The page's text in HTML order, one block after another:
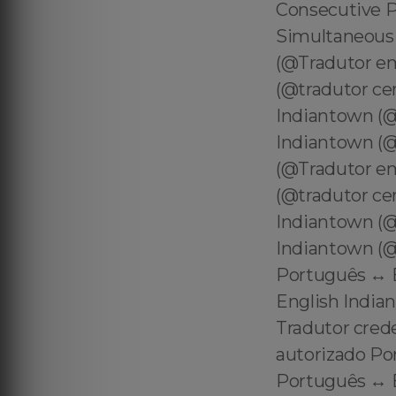
Consecutive Portuguese to English Interpreter in Indiantown - Simultaneous Brazilian Interpreter in Indiantown - Tradutor em Indiantown (@Tradutor em Indiantown ) Tradutor Certificado em Indiantown (@tradutor certificado em Indiantown ) Tradutor Juramentado em Indiantown (@tradutor juramentado em Indiantown ) Tradutor Oficial em Indiantown (@tradutor oficial em Indiantown ) Tradutor em Indiantown (@Tradutor em Indiantown ) Tradutor Certificado em Indiantown (@tradutor certificado em Indiantown ) Tradutor Juramentado em Indiantown (@tradutor juramentado em Indiantown ) Tradutor Oficial em Indiantown (@tradutor oficial em Indiantown ) Tradutor certificado Português ↔️ English Indiantown Tradutor juramentado Português ↔️ English Indiantown Tradutor oficial Português ↔️ English Indiantown Tradutor credenciado Português ↔️ English Indiantown Tradutor autorizado Português ↔️ English Indiantown Tradutor reconhecido Português ↔️ English Indiantown Tradutor aprovado Português ↔️ English Indiantown Tradutor Juramentado e Certificado | Indiantown Tradução Certificado e Juramnentado | Indiantown Tradutor Certificado (Certified Translator em Indiantown ) Tradutor Juramentado (Certified Translator em Indiantown ) Tradutor Oficial (Official Translator em Indiantown ) Immigration Certified Translator in Indiantown Certified Immigration Translator in Indiantown Certified Portuguese Translator in Indiantown Portuguese Certified Translator in Indiantown Brazilian Translator in Indiantown Portuguese Translator in Indiantown Brazilian Portuguese Translator in Indiantown Certified Portuguese (Brazil) Translator in Indiantown Certified Brazil (Portuguese) Translator in Indiantown Immigration Official Translator in Indiantown Official Immigration Translator in Indiantown Official Portuguese Translator in Indiantown Portuguese Official Translator in Indiantown Official Brazilian Translator in Indiantown Official Portuguese Translator in Indiantown Official Brazilian Portuguese Translator in Indiantown Official Portuguese (Brazil) Translator in Indiantown n Official Brazil (Portuguese) Translator in Indiantown Tradutor para USCIS em Indiantown Tradutor Juramentado para USCIS em Indiantown